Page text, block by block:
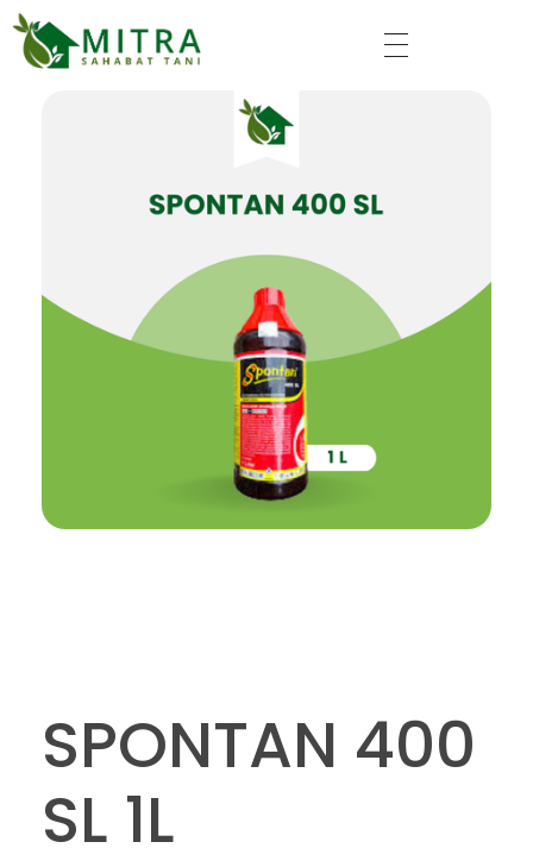
SPONTAN 400
SL 1L